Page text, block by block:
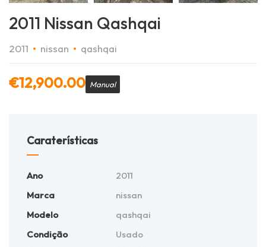
2011 Nissan Qashqai
2011 nissan qashqai
€12,900.00 Manual
Caraterísticas
Ano
2011
Marca
nissan
Modelo
qashqai
Condição
Usado